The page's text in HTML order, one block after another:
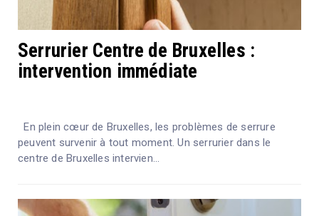
Serrurier Centre de Bruxelles :
intervention immédiate
En plein cœur de Bruxelles, les problèmes de serrure
peuvent survenir à tout moment. Un serrurier dans le
centre de Bruxelles intervien...